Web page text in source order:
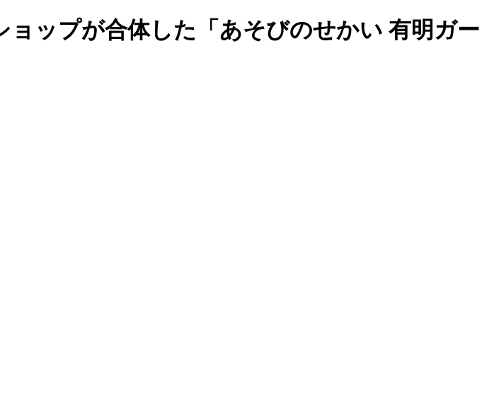
ップが合体した「あそびのせかい 有明ガー